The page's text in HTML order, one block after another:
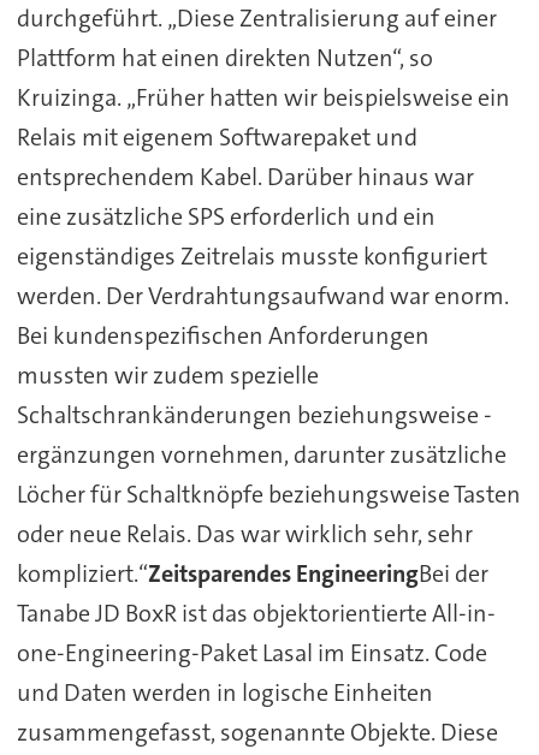
durchgeführt. „Diese Zentralisierung auf einer
Plattform hat einen direkten Nutzen“, so
Kruizinga. „Früher hatten wir beispielsweise ein
Relais mit eigenem Softwarepaket und
entsprechendem Kabel. Darüber hinaus war
eine zusätzliche SPS erforderlich und ein
eigenständiges Zeitrelais musste konfiguriert
werden. Der Verdrahtungsaufwand war enorm.
Bei kundenspezifischen Anforderungen
mussten wir zudem spezielle
Schaltschrankänderungen beziehungsweise -
ergänzungen vornehmen, darunter zusätzliche
Löcher für Schaltknöpfe beziehungsweise Tasten
oder neue Relais. Das war wirklich sehr, sehr
kompliziert.“Zeitsparendes EngineeringBei der
Tanabe JD BoxR ist das objektorientierte All-in-
one-Engineering-Paket Lasal im Einsatz. Code
und Daten werden in logische Einheiten
zusammengefasst, sogenannte Objekte. Diese